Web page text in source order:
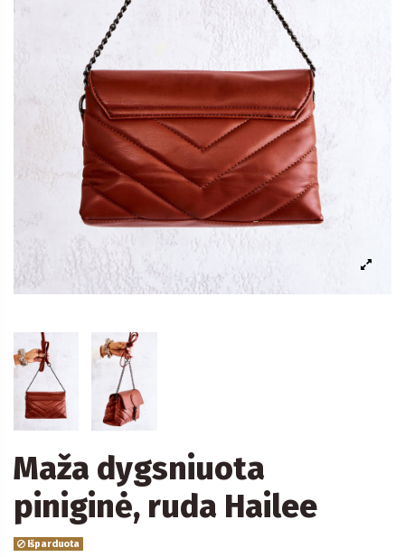
Maža dygsniuota
piniginė, ruda Hailee
Išparduota